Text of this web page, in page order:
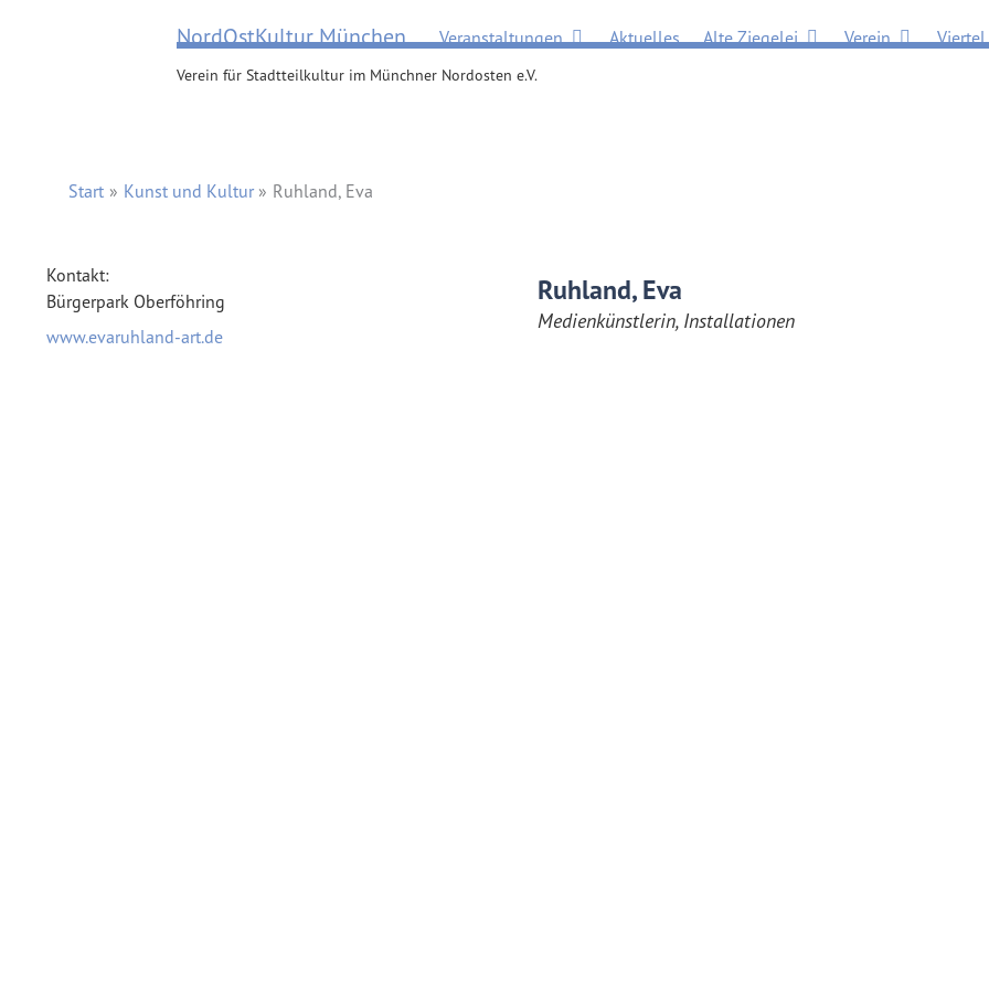
NordOstKultur München Veranstaltungen Öffne Veranstaltungen
Aktuelles Alte Ziegelei Öffne Alte Ziegelei
Verein Öffne Verein
Viertel
Verein für Stadtteilkultur im Münchner Nordosten e.V.
Start Kunst und Kultur Ruhland, Eva
Kontakt:
Bürgerpark Oberföhring
www.evaruhland-art.de
Ruhland, Eva
Medienkünstlerin, Installationen